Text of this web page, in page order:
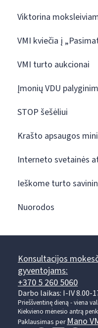
Viktorina
VMI kviečia į
VMI turto aukcionai
Įmonių VDU
STOP šešėliui
Krašto apsaugos
Interneto svetainės
Ieškome turto
Nuorodos
Konsultacijos
gyventojams:
+370 5 260 5060
Darbo laikas: I-IV 8.00-
Prieššventinę dieną - viena
Kiekvieno mėnesio antrą
Paklausimas perMano